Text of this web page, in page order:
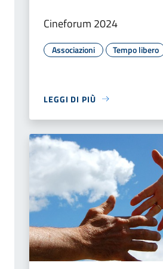
Cineforum 2024
Associazioni Tempo libero
LEGGI DI PIÙ